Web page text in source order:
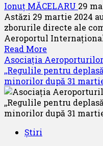
Ionuț MĂCELARU 29
Astăzi 29 martie 2024
zborurile directe ale
Aeroportul
Read More
more
about
Aeroitalia
a
inaugurat
zborurile
Asociația
,,Regulile pentru
minorilor după 31
Știri